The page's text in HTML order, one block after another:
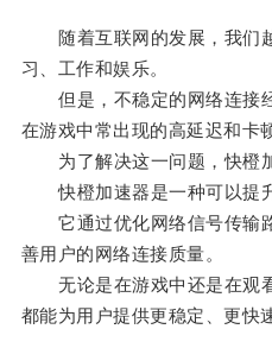
随着互联网的发展，我们
习、工作和娱乐。
但是，不稳定的网络连接
在游戏中常出现的高延迟和卡
为了解决这一问题，快橙加
快橙加速器是一种可以提升
它通过优化网络信号传输
善用户的网络连接质量。
无论是在游戏中还是在观
都能为用户提供更稳定、更快